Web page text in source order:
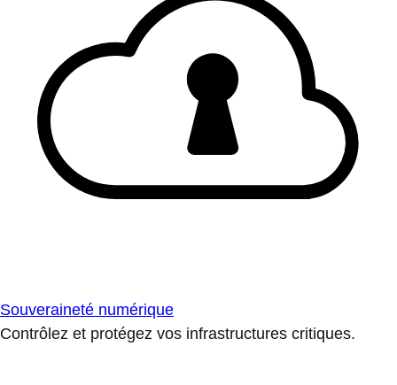
Souveraineté numérique
Contrôlez et protégez vos infrastructures critiques.